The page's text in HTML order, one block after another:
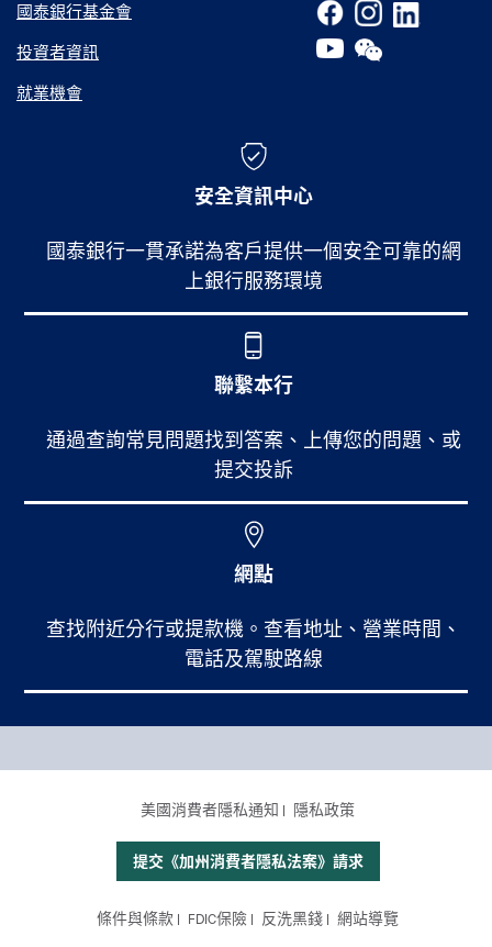
國泰銀行基金會
投資者資訊
就業機會
安全資訊中心
國泰銀行一貫承諾為客戶提供一個安全可靠的網
上銀行服務環境
聯繫本行
通過查詢常見問題找到答案、上傳您的問題、或
提交投訴
網點
查找附近分行或提款機。查看地址、營業時間、
電話及駕駛路線
個人銀行
美國消費者隱私通知 隱私政策
提交《加州消費者隱私法案》請求
Footer Site Map
條件與條款 FDIC保險 反洗黑錢 網站導覽